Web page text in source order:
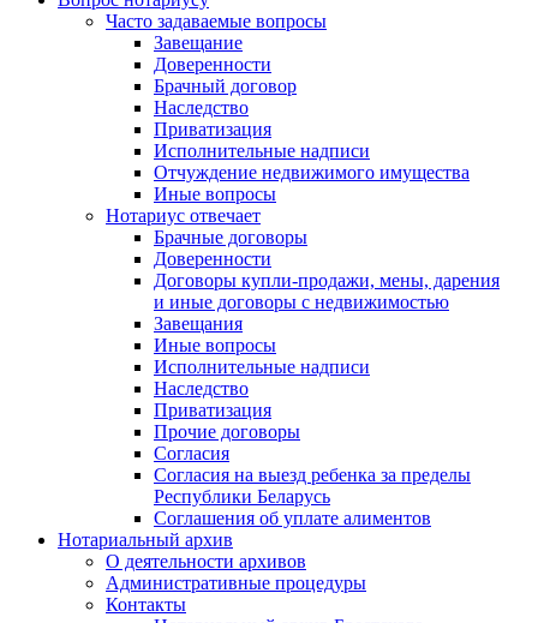
Часто задаваемые вопросы
Завещание
Доверенности
Брачный договор
Наследство
Приватизация
Исполнительные надписи
Отчуждение недвижимого имущества
Иные вопросы
Нотариус отвечает
Брачные договоры
Доверенности
Договоры купли-продажи, мены, дарения
и иные договоры с недвижимостью
Завещания
Иные вопросы
Исполнительные надписи
Наследство
Приватизация
Прочие договоры
Согласия
Согласия на выезд ребенка за пределы
Республики Беларусь
Соглашения об уплате алиментов
Нотариальный архив
О деятельности архивов
Административные процедуры
Контакты